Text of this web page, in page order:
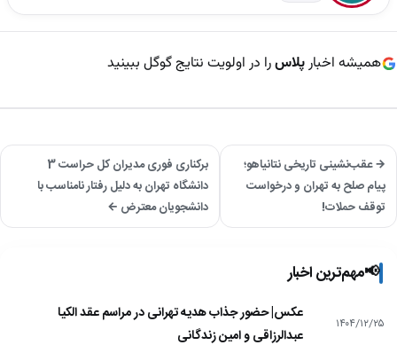
همیشه اخبارپلاسرا در اولویت نتایج گوگل ببینید
→ عقب‌نشینی تاریخی نتانیاهو؛
پیام صلح به تهران و درخواست
توقف حملات!
برکناری فوری مدیران کل حراست 3
دانشگاه تهران به دلیل رفتار نامناسب با
دانشجویان معترض ←
📢مهم‌ترین اخبار
۱۴۰۴/۱۲/۲۵
عکس| حضور جذاب هدیه تهرانی در مراسم عقد الکیا
عبدالرزاقی و امین زندگانی